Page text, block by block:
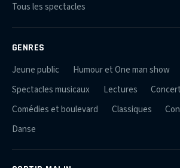
Tous les spectacles
GENRES
Jeune public
Humour et One man show
Spectacles musicaux
Lectures
Comédies et boulevard
Classiques
Danse